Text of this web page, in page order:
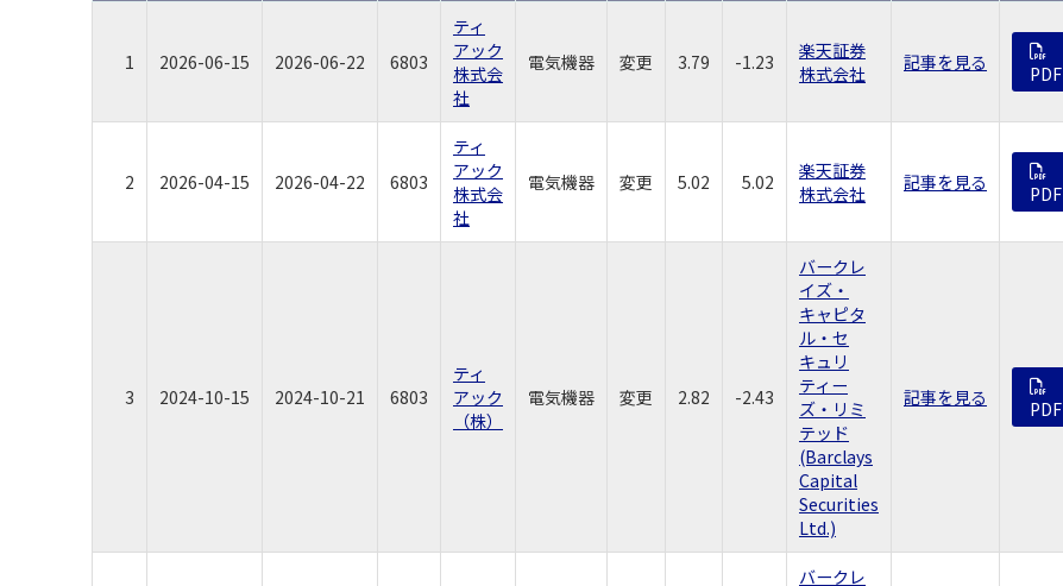
1 2026-06-15 2026-06-22 6803
ティ
アック
株式会
社
電気機器 変更 3.79 -1.23
楽天証券
株式会社
記事を見る PDF
2 2026-04-15 2026-04-22 6803
ティ
アック
株式会
社
電気機器 変更 5.02 5.02
楽天証券
株式会社
記事を見る PDF
3 2024-10-15 2024-10-21 6803
ティ
アック
（株）
電気機器 変更 2.82 -2.43
バークレ
イズ・
キャピタ
ル・セ
キュリ
ティー
ズ・リミ
テッド
(Barclays
Capital
Securities
Ltd.)
記事を見る PDF
バークレ